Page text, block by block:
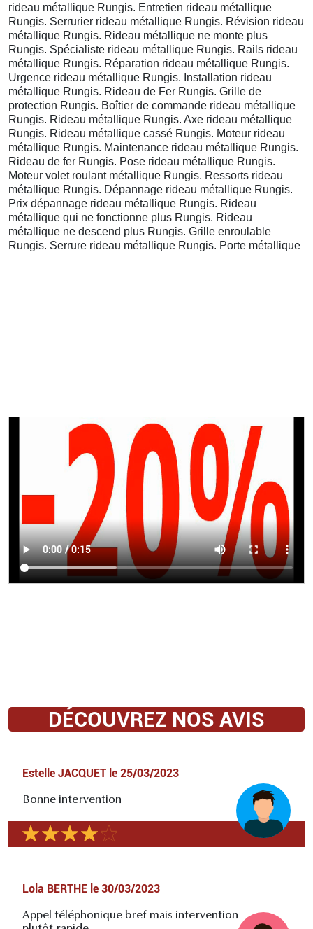
rideau métallique Rungis. Entretien rideau métallique
Rungis. Serrurier rideau métallique Rungis. Révision rideau
métallique Rungis. Rideau métallique ne monte plus
Rungis. Spécialiste rideau métallique Rungis. Rails rideau
métallique Rungis. Réparation rideau métallique Rungis.
Urgence rideau métallique Rungis. Installation rideau
métallique Rungis. Rideau de Fer Rungis. Grille de
protection Rungis. Boîtier de commande rideau métallique
Rungis. Rideau métallique Rungis. Axe rideau métallique
Rungis. Rideau métallique cassé Rungis. Moteur rideau
métallique Rungis. Maintenance rideau métallique Rungis.
Rideau de fer Rungis. Pose rideau métallique Rungis.
Moteur volet roulant métallique Rungis. Ressorts rideau
métallique Rungis. Dépannage rideau métallique Rungis.
Prix dépannage rideau métallique Rungis. Rideau
métallique qui ne fonctionne plus Rungis. Rideau
métallique ne descend plus Rungis. Grille enroulable
Rungis. Serrure rideau métallique Rungis. Porte métallique
DÉCOUVREZ NOS AVIS
Estelle JACQUET le 25/03/2023
Bonne intervention
Lola BERTHE le 30/03/2023
Appel téléphonique bref mais intervention